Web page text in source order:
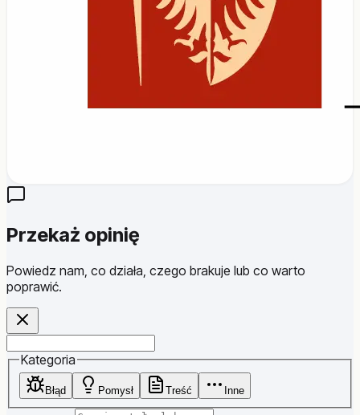
Przekaż opinię
Powiedz nam, co działa, czego brakuje lub co warto
poprawić.
Kategoria
Błąd Pomysł Treść Inne